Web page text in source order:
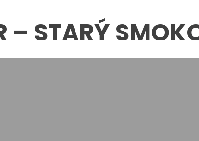
– STARÝ